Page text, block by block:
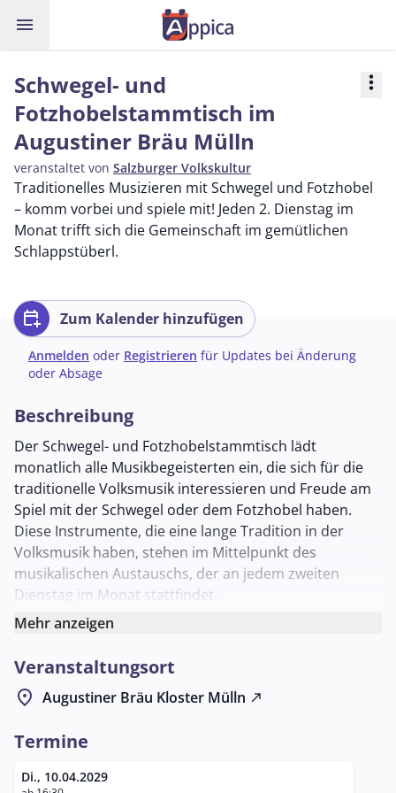
menu
Schwegel- und
Fotzhobelstammtisch im
Augustiner Bräu Mülln
veranstaltet von Salzburger Volkskultur
more_vert
Traditionelles Musizieren mit Schwegel und Fotzhobel
– komm vorbei und spiele mit! Jeden 2. Dienstag im
Monat trifft sich die Gemeinschaft im gemütlichen
Schlappstüberl.
calendar_add_on Zum Kalender hinzufügen
Anmelden oder Registrieren für Updates bei Änderung
oder Absage
Beschreibung
Der Schwegel- und Fotzhobelstammtisch lädt
monatlich alle Musikbegeisterten ein, die sich für die
traditionelle Volksmusik interessieren und Freude am
Spiel mit der Schwegel oder dem Fotzhobel haben.
Diese Instrumente, die eine lange Tradition in der
Volksmusik haben, stehen im Mittelpunkt des
musikalischen Austauschs, der an jedem zweiten
Dienstag im Monat stattfindet.
Der Stammtisch bietet sowohl Anfängern als auch
Runde zu musizieren. Teilnehmer haben die
Möglichkeit, neue Stücke zu erlernen, ihr Repertoire zu
erweitern und sich gegenseitig mit musikalischen Tipps
Zusammenkunft fördert nicht nur das gemeinsame
Musizieren, sondern auch den Austausch von
Mehr anzeigen
Veranstaltungsort
location_on Augustiner Bräu Kloster Mülln north_east
Termine
Di., 10.04.2029